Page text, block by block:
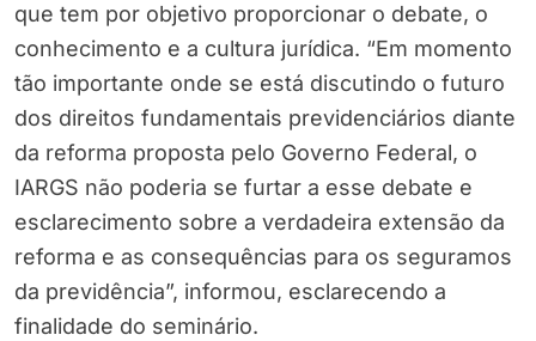
que tem por objetivo proporcionar o debate, o
conhecimento e a cultura jurídica. “Em momento
tão importante onde se está discutindo o futuro
dos direitos fundamentais previdenciários diante
da reforma proposta pelo Governo Federal, o
IARGS não poderia se furtar a esse debate e
esclarecimento sobre a verdadeira extensão da
reforma e as consequências para os seguramos
da previdência”, informou, esclarecendo a
finalidade do seminário.